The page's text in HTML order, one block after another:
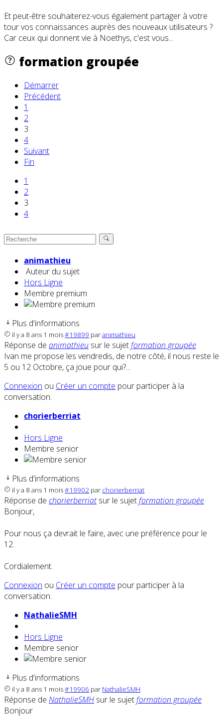
Et peut-être souhaiterez-vous également partager à votre
tour vos connaissances auprès des nouveaux utilisateurs ?
Car ceux qui donnent vie à Noethys, c'est vous...
formation groupée
Démarrer
Précédent
1
2
3
4
Suivant
Fin
1
2
3
4
animathieu
Auteur du sujet
Hors Ligne
Membre premium
Plus d'informations
il y a 8 ans 1 mois#19899 paranimathieu
Réponse de animathieu sur le sujetformation groupée
Ivan me propose les vendredis, de notre côté, il nous reste le
5 ou 12 Octobre, ça joue pour qui?...
Connexion ou Créer un compte pour participer à la
conversation.
chorierberriat
Hors Ligne
Membre senior
Plus d'informations
il y a 8 ans 1 mois#19902 par chorierberriat
Réponse de chorierberriatsur le sujetformation groupée
Bonjour,
Pour nous ça devrait le faire, avec une préférence pour le
12.
Cordialement.
Connexion ou Créer un compte pour participer à la
conversation.
NathalieSMH
Hors Ligne
Membre senior
Plus d'informations
il y a 8 ans 1 mois#19906 par NathalieSMH
Réponse de NathalieSMH sur le sujetformation groupée
Bonjour